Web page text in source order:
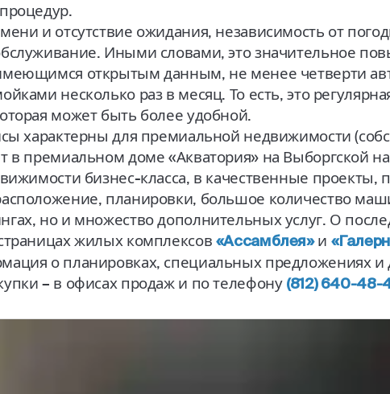
и отсутствие ожидания, независимость от
Иными словами, это значительное
открытым данным, не менее четверти
несколько раз в месяц. То есть, это
может быть более удобной.
характерны для премиальной недвижимости
в премиальном доме «Акватория» на Выборгской
бизнес-класса, в качественные проекты,
планировки, большое количество
но и множество дополнительных услуг. О
жилых комплексов «Ассамблея»и
о планировках, специальных предложениях и
– в офисах продажи по телефону (812) 640-48-